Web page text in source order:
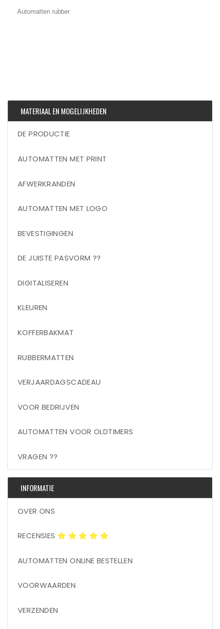
Automatten rubber
MATERIAAL EN MOGELIJKHEDEN
DE PRODUCTIE
AUTOMATTEN MET PRINT
AFWERKRANDEN
AUTOMATTEN MET LOGO
BEVESTIGINGEN
DE JUISTE PASVORM ??
DIGITALISEREN
KLEUREN
KOFFERBAKMAT
RUBBERMATTEN
VERJAARDAGSCADEAU
VOOR BEDRIJVEN
AUTOMATTEN VOOR OLDTIMERS
VRAGEN ??
INFORMATIE
OVER ONS
RECENSIES
AUTOMATTEN ONLINE BESTELLEN
VOORWAARDEN
VERZENDEN